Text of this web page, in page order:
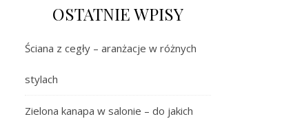
OSTATNIE WPISY
Ściana z cegły – aranżacje w różnych
stylach
Zielona kanapa w salonie – do jakich